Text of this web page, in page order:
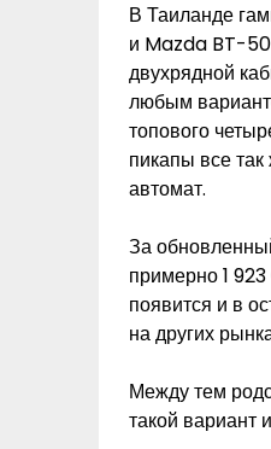
В Таиланде
и Mazda BT-50
двухрядной
любым
топового
пикапы все
автомат.
За
примерно 1
появится и в
на других
Между тем
такой